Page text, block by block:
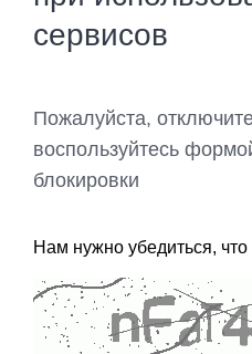
сервисов
Пожалуйста,
воспользуйтесь
блокировки
Нам нужно убедиться,